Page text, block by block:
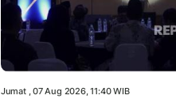
Jumat , 07 Aug 2026, 11:40 WIB